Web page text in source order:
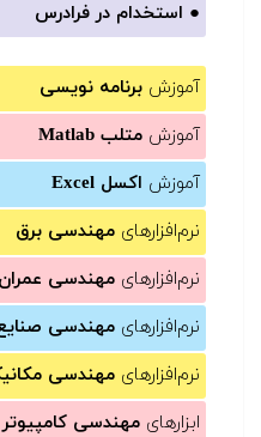
● استخدام در فرادرس
آموزش برنامه نویسی
آموزش متلب Matlab
آموزش اکسل Excel
نرم‌افزارهای مهندسی برق
نرم‌افزارهای مهندسی عمران
نرم‌افزارهای مهندسی
نرم‌افزارهای مهندسی
ابزارهای مهندسی کامپیوتر